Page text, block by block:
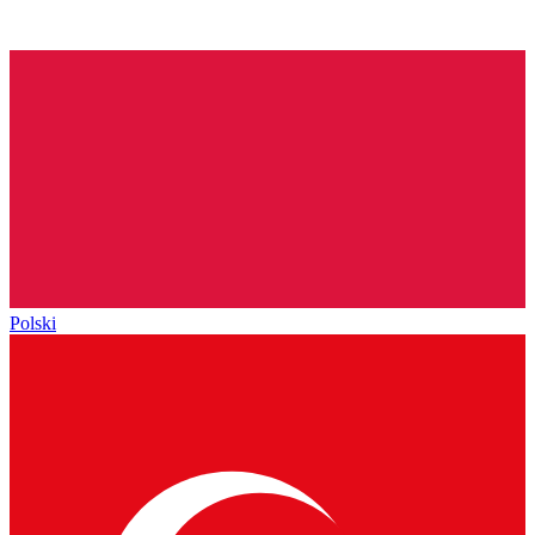
Polski